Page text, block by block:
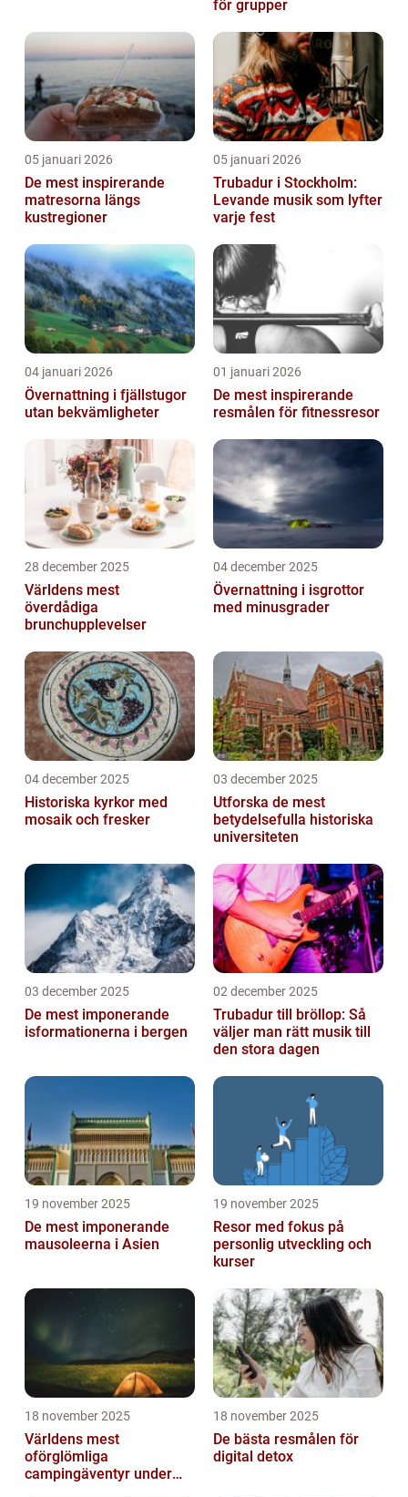
för grupper
05 januari 2026
De mest inspirerande
matresorna längs
kustregioner
05 januari 2026
Trubadur i Stockholm:
Levande musik som lyfter
varje fest
04 januari 2026
Övernattning i fjällstugor
utan bekvämligheter
01 januari 2026
De mest inspirerande
resmålen för fitnessresor
28 december 2025
Världens mest
överdådiga
brunchupplevelser
04 december 2025
Övernattning i isgrottor
med minusgrader
04 december 2025
Historiska kyrkor med
mosaik och fresker
03 december 2025
Utforska de mest
betydelsefulla historiska
universiteten
03 december 2025
De mest imponerande
isformationerna i bergen
02 december 2025
Trubadur till bröllop: Så
väljer man rätt musik till
den stora dagen
19 november 2025
De mest imponerande
mausoleerna i Asien
19 november 2025
Resor med fokus på
personlig utveckling och
kurser
18 november 2025
Världens mest
oförglömliga
campingäventyr under
18 november 2025
De bästa resmålen för
digital detox